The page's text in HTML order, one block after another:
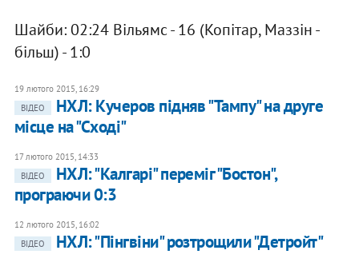
Шайби: 02:24 Вільямс - 16 (Копітар, Маззін -
більш) - 1:0
19 лютого 2015, 16:29
ВІДЕО
НХЛ: Кучеров підняв "Тампу" на друге
місце на "Сході"
17 лютого 2015, 14:33
ВІДЕО
НХЛ: "Калгарі" переміг "Бостон",
програючи 0:3
12 лютого 2015, 16:02
ВІДЕО
НХЛ: "Пінгвіни" розтрощили "Детройт"